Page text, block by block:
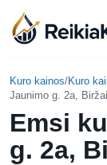
Skip
content
Kuro kainos/Kuro
Jaunimo g. 2a, Biržai
Emsi
g. 2a,